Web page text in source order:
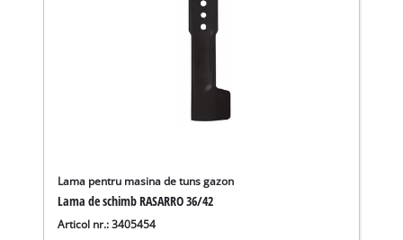
Lama pentru masina de tuns gazon
Lama de schimb RASARRO 36/42
Articol nr.: 3405454